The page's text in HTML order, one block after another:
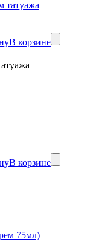
В корзине
В корзине
75мл)